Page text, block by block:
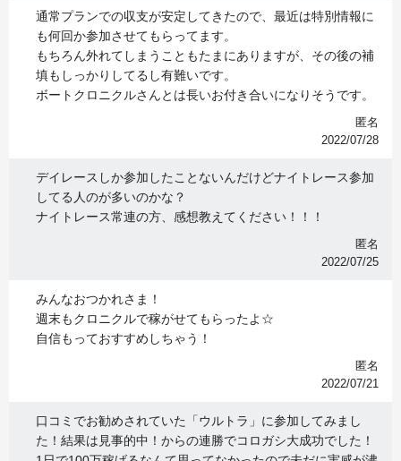
通常プランでの収支が安定してきたので、最近は特別情報に
も何回か参加させてもらってます。
もちろん外れてしまうこともたまにありますが、その後の補
填もしっかりしてるし有難いです。
ボートクロニクルさんとは長いお付き合いになりそうです。
匿名
2022/07/28
デイレースしか参加したことないんだけどナイトレース参加
してる人のが多いのかな？
ナイトレース常連の方、感想教えてください！！！
匿名
2022/07/25
みんなおつかれさま！
週末もクロニクルで稼がせてもらったよ☆
自信もっておすすめしちゃう！
匿名
2022/07/21
口コミでお勧めされていた「ウルトラ」に参加してみまし
た！結果は見事的中！からの連勝でコロガシ大成功でした！